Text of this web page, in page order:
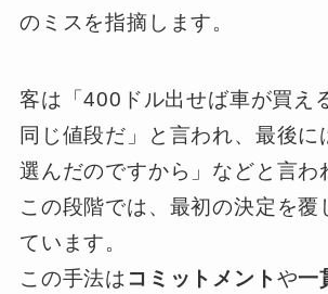
のミスを指摘します。
客は「400ドル出せば車が買え
同じ値段だ」と言われ、最後に
選んだのですから」などと言わ
この段階では、最初の決定を覆
ています。
この手法はコミットメントや一